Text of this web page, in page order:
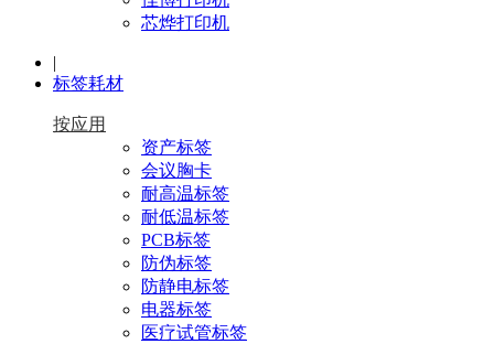
芯烨打印机
|
标签耗材
按应用
资产标签
会议胸卡
耐高温标签
耐低温标签
PCB标签
防伪标签
防静电标签
电器标签
医疗试管标签